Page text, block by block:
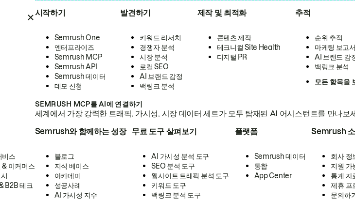
시작하기
Semrush One
엔터프라이즈
Semrush MCP
Semrush API
Semrush 데이터
데모 신청
발견하기
키워드 리서치
경쟁자 분석
시장 분석
로컬 SEO
AI 브랜드 감정
백링크 분석
제작 및 최적화
콘텐츠 제작
테크니컬 Site Health
디지털 PR
추적
순위 추적
마케팅 보고
AI 브랜드 감
백링크 분석
모든 항목을
SEMRUSH MCP를 AI에 연결하기
세계에서 가장 강력한 트래픽, 가시성, 시장 데이터 세트가 모두 탑재된 AI 어시스턴트를 만나보
비스
& 이커머스
B2B 테크
Semrush와 함께하는 성장
블로그
지식 베이스
아카데미
성공사례
AI 가시성 지수
무료 도구 살펴보기
AI 가시성 분석 도구
SEO 분석 도구
웹사이트 트래픽 분석 도구
키워드 도구
백링크 분석 도구
플랫폼
Semrush 데이터
통합
App Center
Semrush
회사 정
지원 가
통계 자
제휴 프
문의하